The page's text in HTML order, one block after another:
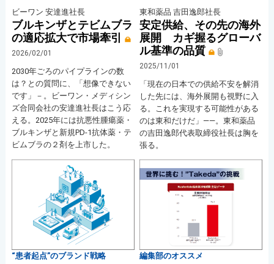
ビーワン 安達進社長
ブルキンザとテビムブラ
の適応拡大で市場牽引
2026/02/01
2030年ごろのパイプラインの数
は？との質問に、「想像できない
です」－。ビーワン・メディシン
ズ合同会社の安達進社長はこう応
える。2025年には抗悪性腫瘍薬・
ブルキンザと新規PD-1抗体薬・テ
ビムブラの２剤を上市した。
東和薬品 吉田逸郎社長
安定供給、その先の海外
展開 カギ握るグローバ
ル基準の品質
2025/11/01
「現在の日本での供給不安を解消
した先には、海外展開も視野に入
る。これを実現する可能性がある
のは東和だけだ」――。東和薬品
の吉田逸郎代表取締役社長は胸を
張る。
“患者起点”のブランド戦略 編集部のオススメ